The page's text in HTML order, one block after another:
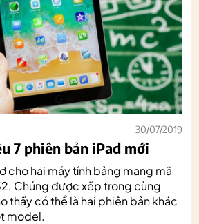
30/07/2019
7 phiên bản iPad mới
cho hai máy tính bảng mang mã
Chúng được xếp trong cùng
thấy có thể là hai phiên bản khác
model.